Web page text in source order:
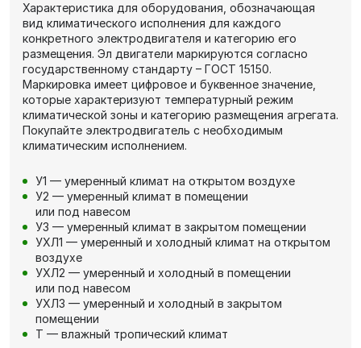
Характеристика для оборудования, обозначающая
вид климатического исполнения для каждого
конкретного электродвигателя и категорию его
размещения. Эл двигатели маркируются согласно
государственному стандарту – ГОСТ 15150.
Маркировка имеет цифровое и буквенное значение,
которые характеризуют температурный режим
климатической зоны и категорию размещения агрегата.
Покупайте электродвигатель с необходимым
климатическим исполнением.
У1 — умеренный климат на открытом воздухе
У2 — умеренный климат в помещении
или под навесом
У3 — умеренный климат в закрытом помещении
УХЛ1 — умеренный и холодный климат на открытом
воздухе
УХЛ2 — умеренный и холодный в помещении
или под навесом
УХЛ3 — умеренный и холодный в закрытом
помещении
Т — влажный тропический климат